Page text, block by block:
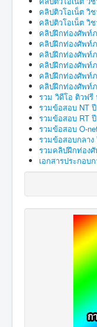
คลิปติวโอเน็ต วิ
คลิปติวโอเน็ต วิ
คลิปฝึกท่องศัพท์
คลิปฝึกท่องศัพท์
คลิปฝึกท่องศัพท์
คลิปฝึกท่องศัพท์
คลิปฝึกท่องศัพท์
คลิปฝึกท่องศัพท์
รวม วิดีโอ ติวฟรี
รวมข้อสอบ NT
รวมข้อสอบ RT
รวมข้อสอบ O-
รวมข้อสอบกลาง
รวมคลิปฝึกท่อง
เอกสารประกอบ